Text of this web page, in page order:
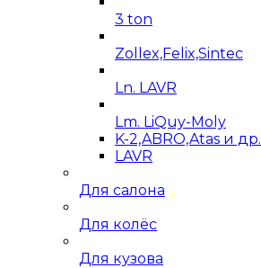
3 ton
Zollex,Felix,Sintec
Ln. LAVR
Lm. LiQuy-Moly
K-2,ABRO,Atas и др.
LAVR
Для салона
Для колёс
Для кузова